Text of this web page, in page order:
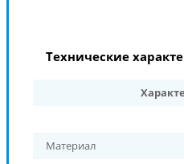
Технические
Материал